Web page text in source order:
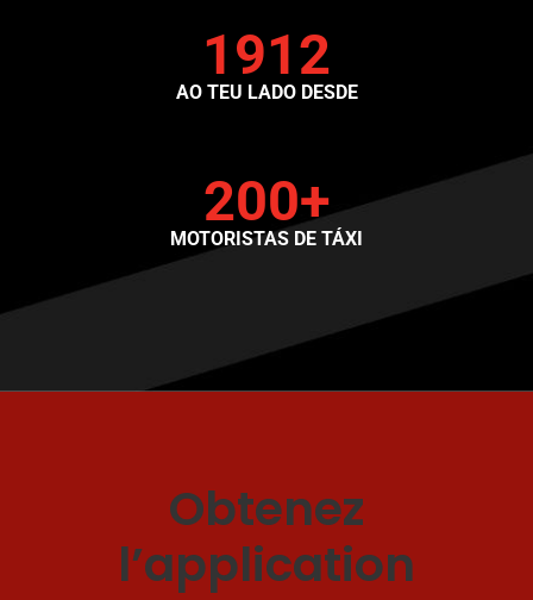
1912
AO TEU LADO DESDE
200+
MOTORISTAS DE TÁXI
Obtenez
l’application